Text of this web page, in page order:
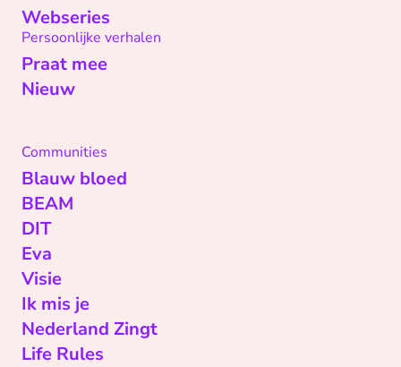
Webseries
Persoonlijke verhalen
Praat mee
Nieuw
Communities
Blauw bloed
BEAM
DIT
Eva
Visie
Ik mis je
Nederland Zingt
Life Rules